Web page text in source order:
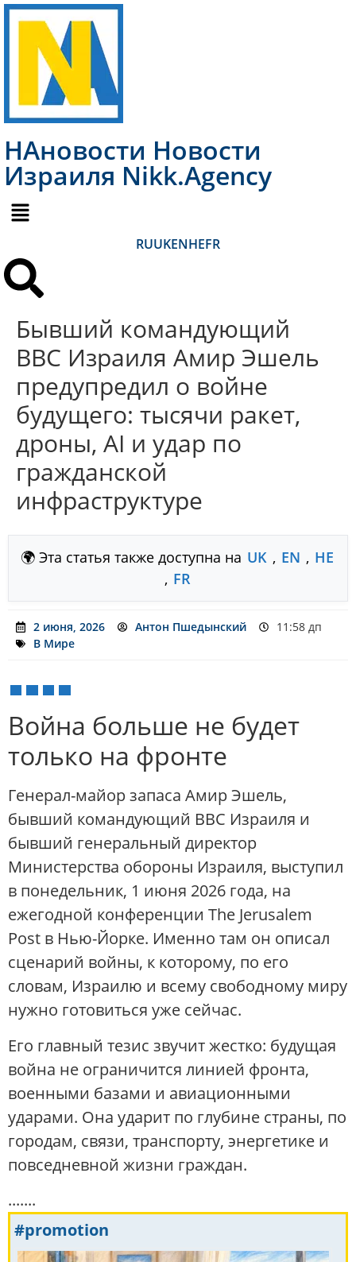
НАновости Новости
Израиля Nikk.Agency
RUUKENHEFR
Бывший командующий
ВВС Израиля Амир Эшель
предупредил о войне
будущего: тысячи ракет,
дроны, AI и удар по
гражданской
инфраструктуре
🌍 Эта статья также доступна на UK , EN , HE
, FR
2 июня, 2026 Антон Пшедынский
11:58 дп
В Мире
Война больше не будет
только на фронте
Генерал-майор запаса Амир Эшель,
бывший командующий ВВС Израиля и
бывший генеральный директор
Министерства обороны Израиля, выступил
в понедельник, 1 июня 2026 года, на
ежегодной конференции The Jerusalem
Post в Нью-Йорке. Именно там он описал
сценарий войны, к которому, по его
словам, Израилю и всему свободному миру
нужно готовиться уже сейчас.
Его главный тезис звучит жестко: будущая
война не ограничится линией фронта,
военными базами и авиационными
ударами. Она ударит по глубине страны, по
городам, связи, транспорту, энергетике и
повседневной жизни граждан.
.......
#promotion